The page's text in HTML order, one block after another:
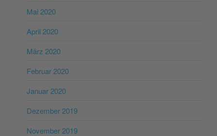
Mai 2020
April 2020
März 2020
Februar 2020
Januar 2020
Dezember 2019
November 2019